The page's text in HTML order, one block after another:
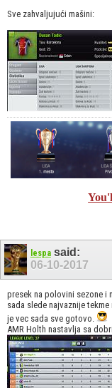
Sve zahvaljujući mašini:
lespasaid:
06-10-2017
presek na polovini sezone i
sada slede najvaznije
je vec sada sve gotovo.
AMR Holth nastavlja sa